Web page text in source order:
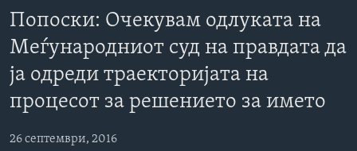
содржина
Премини
до
страната
за
навигација
МАКЕДОНИЈА
СВЕТ
ЕКОНОМИЈА
ЗДРАВЈЕ
ДОКУМЕНТАРЦИ
АРХИВИРАНА ПРОГРАМА
NEWSFLASH - АРХИВА
ВЕСТИ ОД САД ВО МИНУТА - АРХИВА
ИЗБОРИ ВО САД 2020 - АРХИВА
ЗА НАС
Попоски: Очекувам одлуката на
Меѓународниот суд на правдата да
ја одреди траекторијата на
процесот за решението за името
26 септември, 2016